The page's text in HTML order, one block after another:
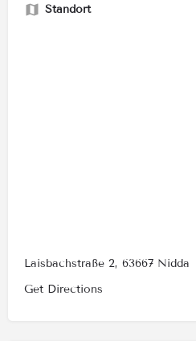
Standort
Laisbachstraße 2, 63667 Nidda
Get Directions